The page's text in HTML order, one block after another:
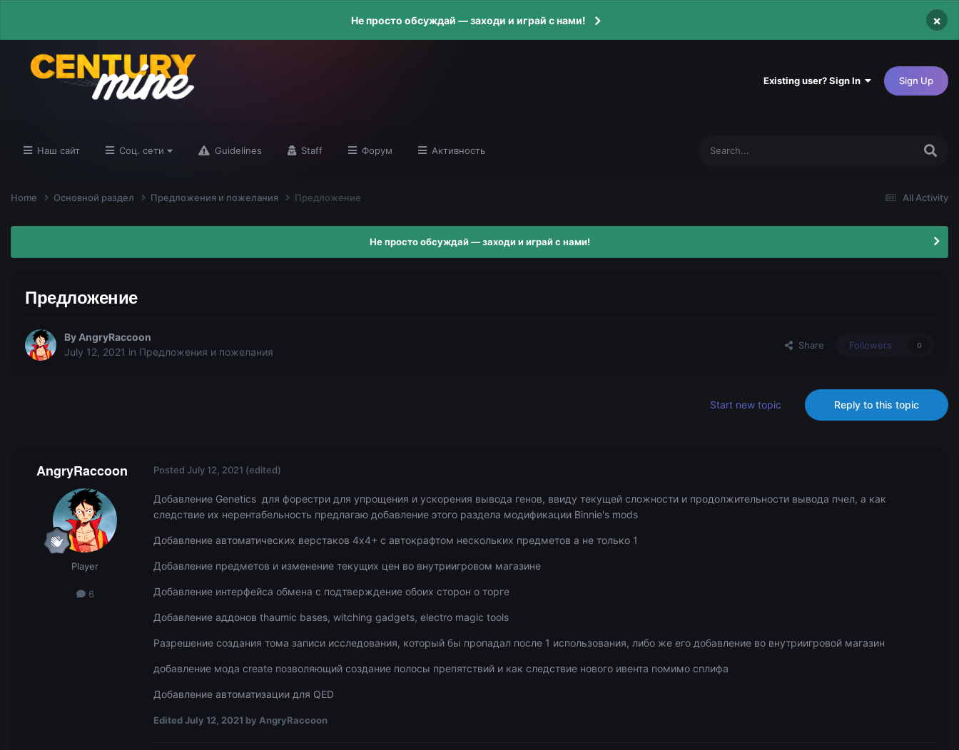
Не просто обсуждай — заходи и играй с нами! ×
Existing user? Sign In Sign Up
Наш сайт Соц. сети Guidelines Staff Форум Активность
All Activity
Home Основной раздел Предложения и пожелания Предложение
Не просто обсуждай — заходи и играй с нами!
Предложение
By AngryRaccoon
July 12, 2021 in Предложения и пожелания
Share Followers 0
Reply to this topic
Start new topic
AngryRaccoon
Player
6
Posted July 12, 2021 (edited)
Добавление Genetics для форестри для упрощения и ускорения вывода генов, ввиду текущей сложности и продолжительности вывода пчел, а как
следствие их нерентабельность предлагаю добавление этого раздела модификации Binnie's mods
Добавление автоматических верстаков 4х4+ с автокрафтом нескольких предметов а не только 1
Добавление предметов и изменение текущих цен во внутриигровом магазине
Добавление интерфейса обмена с подтверждение обоих сторон о торге
Добавление аддонов thaumic bases, witching gadgets, electro magic tools
Разрешение создания тома записи исследования, который бы пропадал после 1 использования, либо же его добавление во внутриигровой магазин
добавление мода create позволяющий создание полосы препятствий и как следствие нового ивента помимо сплифа
Добавление автоматизации для QED
EditedJuly 12, 2021 by AngryRaccoon